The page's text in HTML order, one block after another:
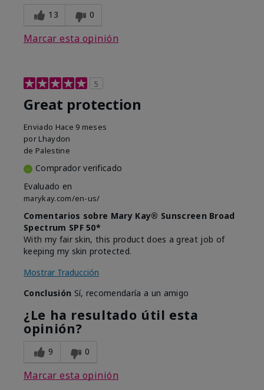
13 0
Marcar esta opinión
5
Great protection
Enviado Hace 9 meses
por Lhaydon
de Palestine
Comprador verificado
Evaluado en
marykay.com/en-us/
Comentarios sobre Mary Kay® Sunscreen Broad
Spectrum SPF 50*
With my fair skin, this product does a great job of
keeping my skin protected.
Mostrar Traducción
Conclusión Sí, recomendaría a un amigo
¿Le ha resultado útil esta
opinión?
9 0
Marcar esta opinión